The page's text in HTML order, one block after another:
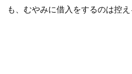
も、むやみに借入をするのは控え